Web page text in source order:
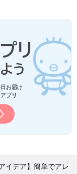
お届け
プリ
イデア】簡単でアレ